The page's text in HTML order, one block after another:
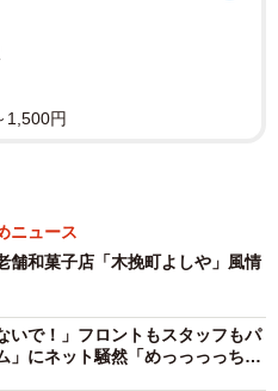
合などは、予約時のLINEや
するというが、LINEは既読
い、といったトラブルが多
いわけではなく、マナーの
うことはお伝えしたいで
り方があるかと思いますの
もしれませんが、日本のル
らいたいと切に願っており
目・店主）
1,500円
ニュース
舗和菓子店「木挽町よしや」風情
いで！」フロントもスタッフもパ
」にネット騒然「めっっっっちゃ